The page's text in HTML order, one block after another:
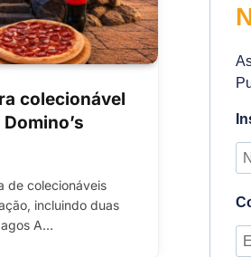
colecionável
de colecionáveis
incluindo duas
A…